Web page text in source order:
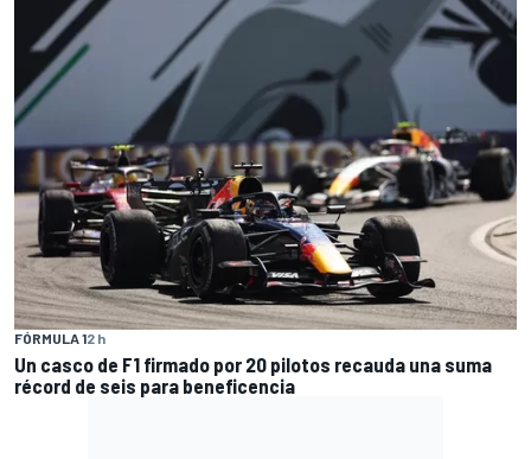
FÓRMULA 12 h
Un casco de F1 firmado por 20 pilotos recauda una suma
récord de seis para beneficencia